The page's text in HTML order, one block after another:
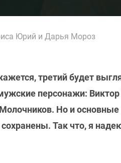
Юрий и Дарья Мороз
третий будет
персонажи:
Но и
Так что, я